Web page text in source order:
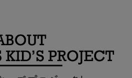
2026.08.07
【8月】メガロスキッズアフ
タースクール説明会開催